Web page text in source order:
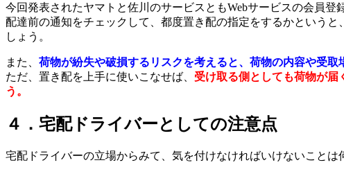
今回発表されたヤマトと佐川のサービスともWebサービスの会員
配達前の通知をチェックして、都度置き配の指定をするかという
しょう。
また、 荷物が紛失や破損するリスクを考えると、荷物の内容や受
ただ、置き配を上手に使いこなせば、 受け取る側としても荷物が届
う。
４．宅配ドライバーとしての注意点
宅配ドライバーの立場からみて、気を付けなければいけないことは